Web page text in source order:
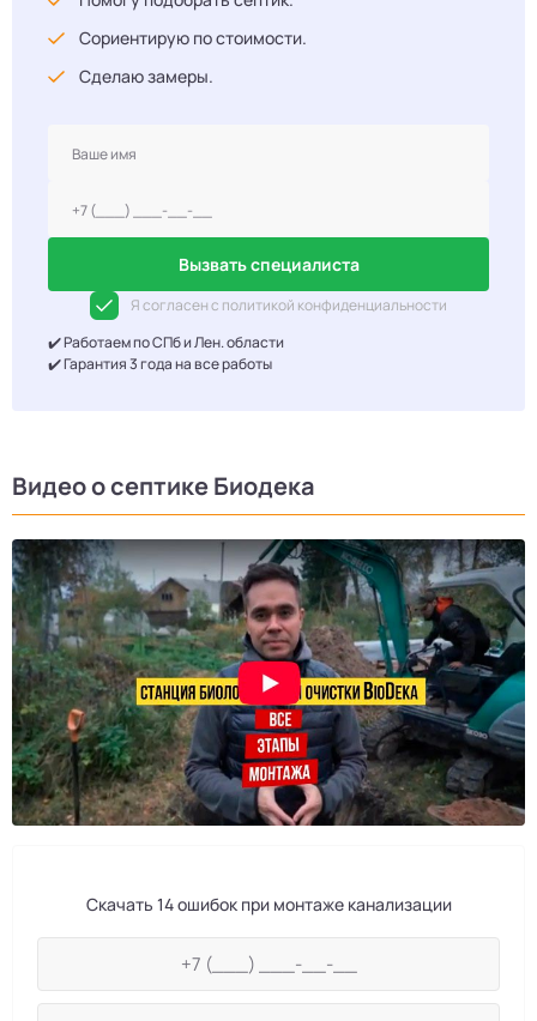
Сориентирую по стоимости.
Сделаю замеры.
Вызвать специалиста
Я согласен с политикой конфиденциальности
✔️ Работаем по СПб и Лен. области
✔️ Гарантия 3 года на все работы
Видео о септике Биодека
Скачать 14 ошибок при монтаже канализации